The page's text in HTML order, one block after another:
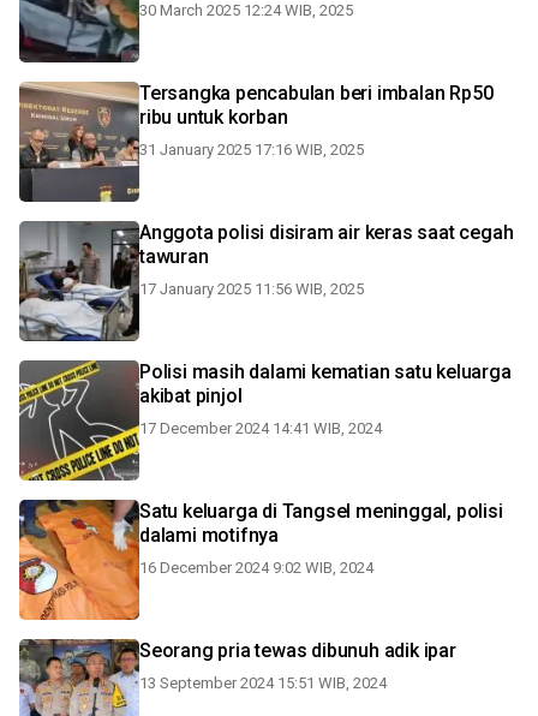
30 March 2025 12:24 WIB, 2025
Tersangka pencabulan beri imbalan Rp50
ribu untuk korban
31 January 2025 17:16 WIB, 2025
Anggota polisi disiram air keras saat cegah
tawuran
17 January 2025 11:56 WIB, 2025
Polisi masih dalami kematian satu keluarga
akibat pinjol
17 December 2024 14:41 WIB, 2024
Satu keluarga di Tangsel meninggal, polisi
dalami motifnya
16 December 2024 9:02 WIB, 2024
Seorang pria tewas dibunuh adik ipar
13 September 2024 15:51 WIB, 2024